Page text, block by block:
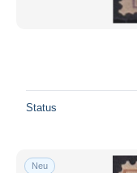
Status
Neu